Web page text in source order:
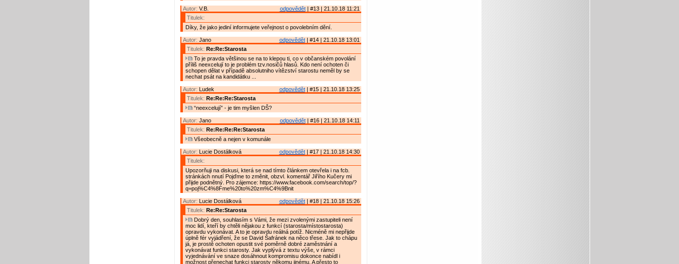
odpovědět| #13 | 21.10.18 11:21
Autor: V.B.
Titulek:
Díky, že jako jediní informujete veřejnost o povolebním dění.
odpovědět| #14 | 21.10.18 13:01
Autor: Jano
Titulek: Re:Re:Starosta
To je pravda většinou se na to klepou ti, co v občanském povolání
příliš neexcelují to je problém tzv.nosičů hlasů. Kdo není ochoten či
schopen dělat v případě absolutniho vítězství starostu neměl by se
nechat psát na kandidátku ...
odpovědět| #15 | 21.10.18 13:25
Autor: Ludek
Titulek: Re:Re:Re:Starosta
“neexcelují” - je tim myšlen DŠ?
odpovědět| #16 | 21.10.18 14:11
Autor: Jano
Titulek: Re:Re:Re:Re:Starosta
Všeobecně a nejen v komunále
odpovědět| #17 | 21.10.18 14:30
Autor: Lucie Dostálková
Titulek:
Upozorňuji na diskusi, která se nad tímto článkem otevřela i na fcb.
stránkách nnutí Pojďme to změnit, obzvl. komentář Jiřího Kučery mi
přijde podnětný. Pro zájemce: https://www.facebook.com/search/top/?
q=poj%C4%8Fme%20to%20zm%C4%9Bnit
odpovědět| #18 | 21.10.18 15:26
Autor: Lucie Dostálková
Titulek: Re:Re:Starosta
Dobrý den, souhlasím s Vámi, že mezi zvolenými zastupiteli není
moc lidí, kteří by chtěli nějakou z funkcí (starosta/místostarosta)
opravdu vykonávat. A to je opravdu reálná potíž. Nicméně mi nepřijde
úplně fér vyjádření, že se David Šafránek na něco třese. Jak to chápu
já, je prostě ochoten opustit své poměrně dobré zaměstnání a
vykonávat funkci starosty. Jak vyplývá z textu výše, v rámci
vyjednávání ve snaze dosáhnout kompromisu dokonce nabídl i
možnost přenechat funkci starosty někomu jinému. A přesto to